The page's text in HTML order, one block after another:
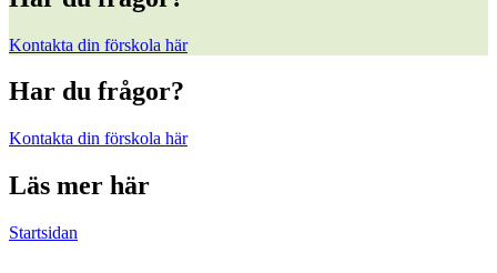
Kontakta din förskola här
Har du frågor?
Kontakta din förskola här
Läs mer här
Startsidan